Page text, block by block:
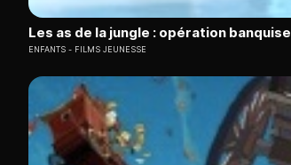
Les as de la jungle : opération banquise
ENFANTS FILMS JEUNESSE